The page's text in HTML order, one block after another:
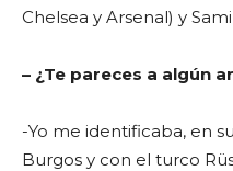
Chelsea y Arsenal) y
– ¿Te pareces a algún
-Yo me identificaba, en
Burgos y con el turco